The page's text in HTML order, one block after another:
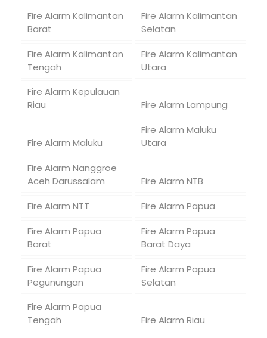
Fire Alarm Kalimantan
Barat
Fire Alarm Kalimantan
Selatan
Fire Alarm Kalimantan
Tengah
Fire Alarm Kalimantan
Utara
Fire Alarm Kepulauan
Riau
Fire Alarm Lampung
Fire Alarm Maluku
Fire Alarm Maluku
Utara
Fire Alarm Nanggroe
Aceh Darussalam
Fire Alarm NTB
Fire Alarm NTT
Fire Alarm Papua
Fire Alarm Papua
Barat
Fire Alarm Papua
Barat Daya
Fire Alarm Papua
Pegunungan
Fire Alarm Papua
Selatan
Fire Alarm Papua
Tengah
Fire Alarm Riau